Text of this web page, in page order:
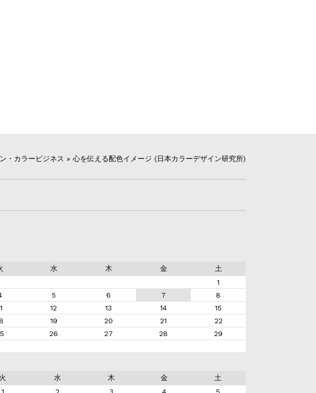
・カラービジネス » 心を伝える配色イメージ (日本カラーデザイン研究所)
水 木 金
土
1
5 6 7
8
12 13 14
15
19 20 21
22
26 27 28
29
火 水 木 金
土
1
2 3 4 5